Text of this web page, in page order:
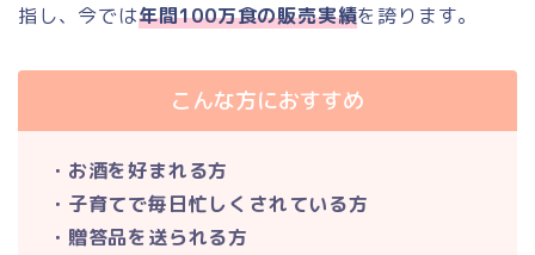
指し、今では年間100万食の販売実績を誇ります。
こんな方におすすめ
・お酒を好まれる方
・子育てで毎日忙しくされている方
・贈答品を送られる方